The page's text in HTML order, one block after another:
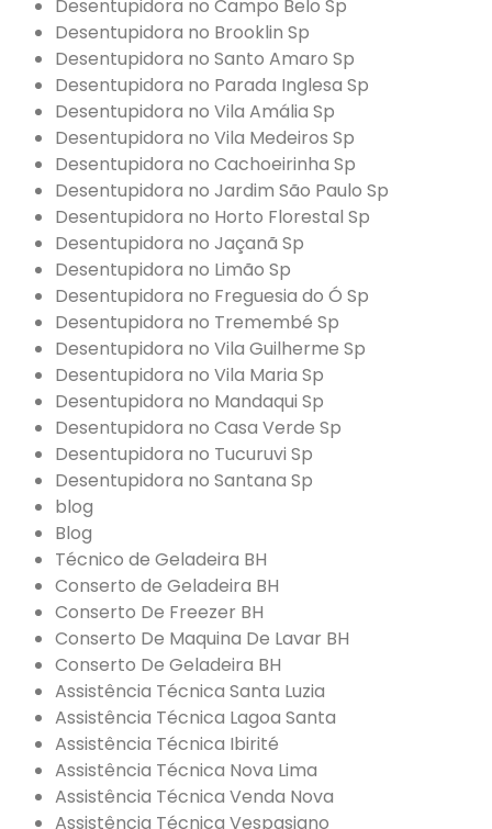
Desentupidora no Campo Belo Sp
Desentupidora no Brooklin Sp
Desentupidora no Santo Amaro Sp
Desentupidora no Parada Inglesa Sp
Desentupidora no Vila Amália Sp
Desentupidora no Vila Medeiros Sp
Desentupidora no Cachoeirinha Sp
Desentupidora no Jardim São Paulo Sp
Desentupidora no Horto Florestal Sp
Desentupidora no Jaçanã Sp
Desentupidora no Limão Sp
Desentupidora no Freguesia do Ó Sp
Desentupidora no Tremembé Sp
Desentupidora no Vila Guilherme Sp
Desentupidora no Vila Maria Sp
Desentupidora no Mandaqui Sp
Desentupidora no Casa Verde Sp
Desentupidora no Tucuruvi Sp
Desentupidora no Santana Sp
blog
Blog
Técnico de Geladeira BH
Conserto de Geladeira BH
Conserto De Freezer BH
Conserto De Maquina De Lavar BH
Conserto De Geladeira BH
Assistência Técnica Santa Luzia
Assistência Técnica Lagoa Santa
Assistência Técnica Ibirité
Assistência Técnica Nova Lima
Assistência Técnica Venda Nova
Assistência Técnica Vespasiano